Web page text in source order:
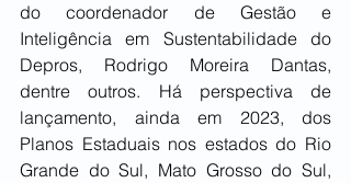
do coordenador de Gestão e
Inteligência em Sustentabilidade do
Depros, Rodrigo Moreira Dantas,
dentre outros. Há perspectiva de
lançamento, ainda em 2023, dos
Planos Estaduais nos estados do Rio
Grande do Sul, Mato Grosso do Sul,